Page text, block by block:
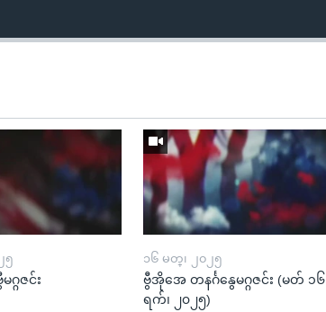
၅
ဂဇင်း
၁၆ မတ္၊ ၂၀၂၅
ဗွီအိုအေ တနင်္ဂနွေမဂ္ဂဇင်း (မတ် ၁၆
ရက်၊ ၂၀၂၅)